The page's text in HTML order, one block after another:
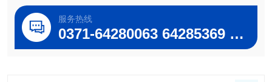
服务热线
0371-64280063 64285369 64285222